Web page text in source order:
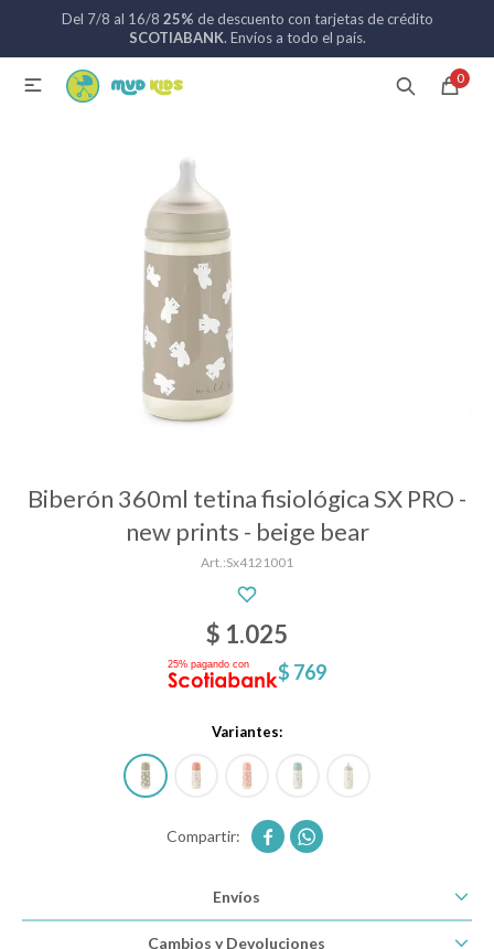
Del 7/8 al 16/8 25% de descuento con tarjetas de crédito
SCOTIABANK. Envíos a todo el país.
0

Biberón 360ml tetina fisiológica SX PRO -
new prints - beige bear
Sx4121001
$ 1.025
$ 769
Variantes:
 
Envíos
Cambios y Devoluciones
MI CUENTA
Catálogo Nuevos ingresos
Alimentación
Estimulación primera infancia